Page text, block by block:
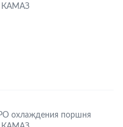
КАМАЗ
охлаждения поршня